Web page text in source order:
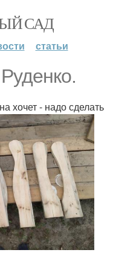
САД
статьи
хочет - надо сделать